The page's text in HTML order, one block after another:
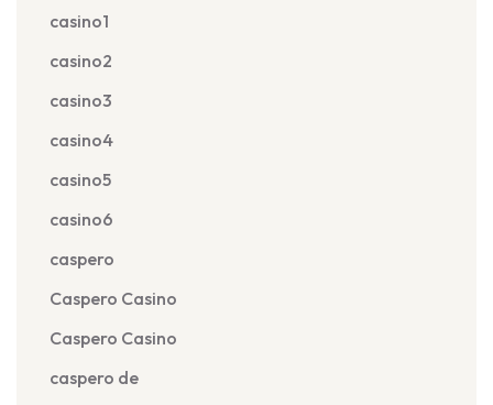
casino1
casino2
casino3
casino4
casino5
casino6
caspero
Caspero Casino
Caspero Casino
caspero de